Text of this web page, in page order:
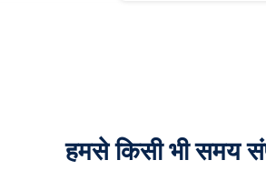
हमसे किसी भी समय